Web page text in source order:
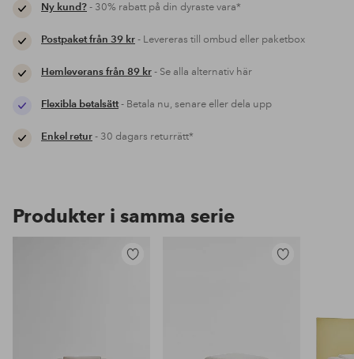
Ny kund?- 30% rabatt på din dyraste vara*
Postpaket från 39 kr- Levereras till ombud eller paketbox
Hemleverans från 89 kr- Se alla alternativ här
Flexibla betalsätt- Betala nu, senare eller dela upp
Enkel retur- 30 dagars returrätt*
Produkter i samma serie